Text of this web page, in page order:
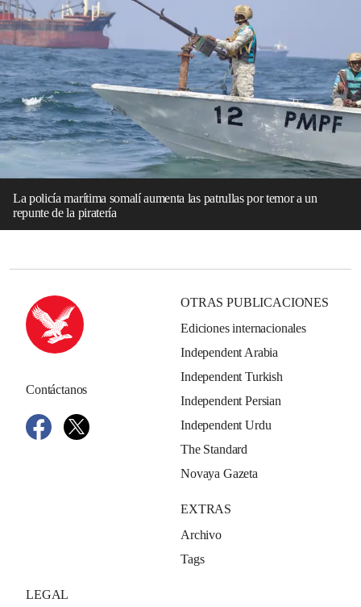
La policía marítima somalí aumenta las patrullas por temor a un
repunte de la piratería
Contáctanos
OTRAS PUBLICACIONES
Ediciones internacionales
Independent Arabia
Independent Turkish
Independent Persian
Independent Urdu
The Standard
Novaya Gazeta
EXTRAS
Archivo
Tags
LEGAL